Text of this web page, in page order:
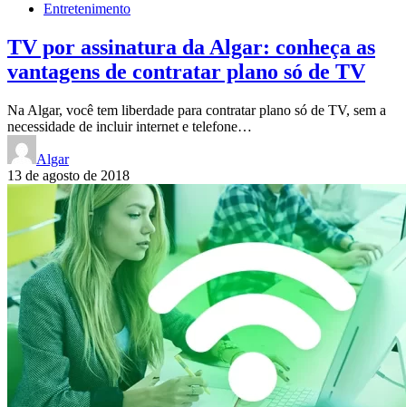
Entretenimento
TV por assinatura da Algar: conheça as
vantagens de contratar plano só de TV
Na Algar, você tem liberdade para contratar plano só de TV, sem a
necessidade de incluir internet e telefone…
Algar
13 de agosto de 2018